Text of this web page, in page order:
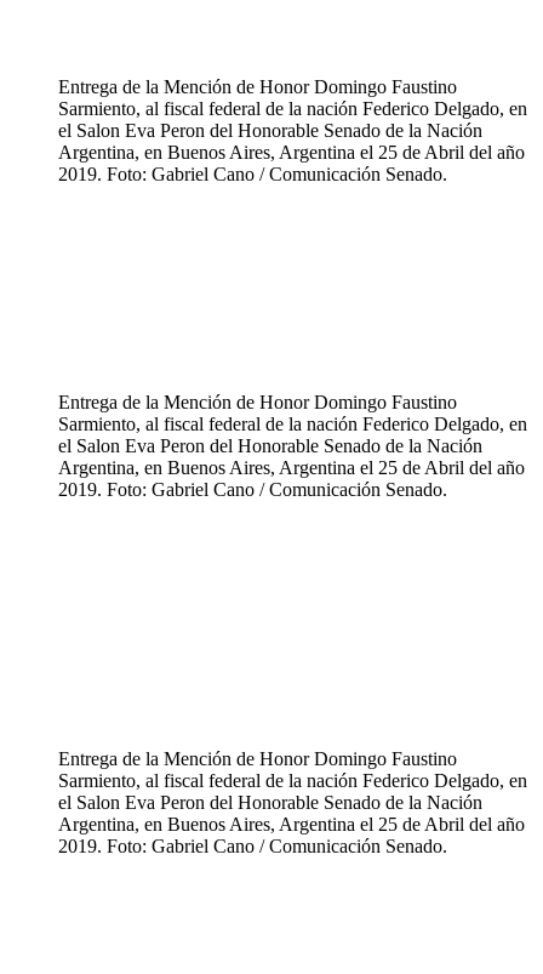
Entrega de la Mención de Honor Domingo Faustino
Sarmiento, al fiscal federal de la nación Federico Delgado, en
el Salon Eva Peron del Honorable Senado de la Nación
Argentina, en Buenos Aires, Argentina el 25 de Abril del año
2019. Foto: Gabriel Cano / Comunicación Senado.
Entrega de la Mención de Honor Domingo Faustino
Sarmiento, al fiscal federal de la nación Federico Delgado, en
el Salon Eva Peron del Honorable Senado de la Nación
Argentina, en Buenos Aires, Argentina el 25 de Abril del año
2019. Foto: Gabriel Cano / Comunicación Senado.
Entrega de la Mención de Honor Domingo Faustino
Sarmiento, al fiscal federal de la nación Federico Delgado, en
el Salon Eva Peron del Honorable Senado de la Nación
Argentina, en Buenos Aires, Argentina el 25 de Abril del año
2019. Foto: Gabriel Cano / Comunicación Senado.